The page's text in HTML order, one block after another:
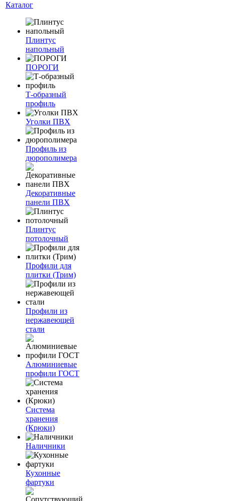
Каталог
Плинтус
напольный
ПОРОГИ
Т-образный
профиль
Уголки ПВХ
Профиль из
дюрополимера
Декоративные
панели ПВХ
Плинтус
потолочный
Профили для
плитки (Трим)
Профили из
нержавеющей
стали
Алюминиевые
профили ГОСТ
Система
хранения
(Крюки)
Наличники
Кухонные
фартуки